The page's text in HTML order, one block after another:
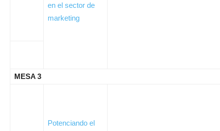
en el sector de
marketing
MESA 3
Potenciando el